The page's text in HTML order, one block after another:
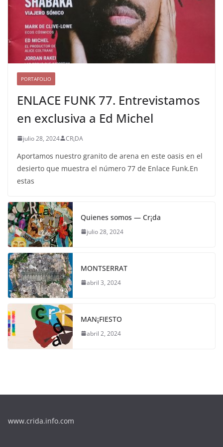
PORTAFOLIO
ENLACE FUNK 77. Entrevistamos
en exclusiva a Ed Michel
julio 28, 2024 CR¡DA
Aportamos nuestro granito de arena en este oasis en el
desierto que muestra el número 77 de Enlace Funk.En
estas
Quienes somos — Cr¡da
julio 28, 2024
MONTSERRAT
abril 3, 2024
MAN¡FIESTO
abril 2, 2024
www.crida.info.com